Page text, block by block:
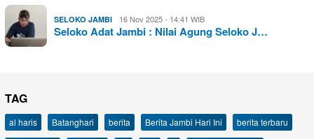
SELOKO JAMBI 16 Nov 2025 - 14:41 WIB
Seloko Adat Jambi : Nilai Agung Seloko J…
TAG
al haris Batanghari berita Berita Jambi Hari Ini
berita terbaru